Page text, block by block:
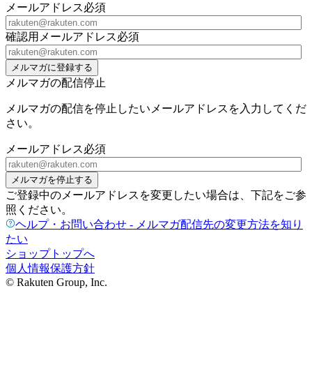
メールアドレス必須
確認用メールアドレス必須
メルマガに登録する
メルマガの配信停止
メルマガの配信を停止したいメールアドレスを入力してくだ
さい。
メールアドレス必須
メルマガを停止する
ご登録中のメールアドレスを変更したい場合は、下記をご参
照ください。
ヘルプ・お問い合わせ - メルマガ配信先の変更方法を知り
たい
ショップトップへ
個人情報保護方針
© Rakuten Group, Inc.